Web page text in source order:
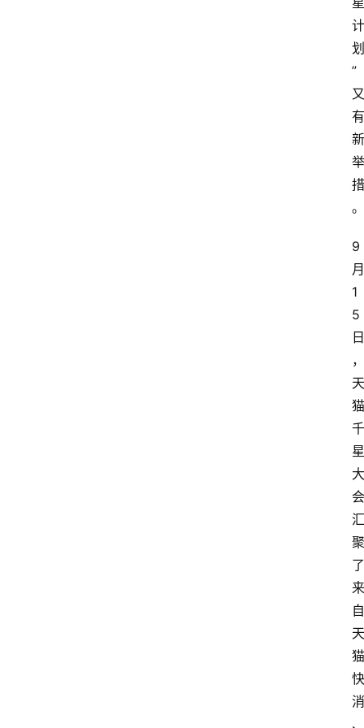
计
划
”
又
有
新
举
措
。
9
月
1
5
日
，
天
猫
千
星
大
会
汇
聚
了
来
自
天
猫
快
消
、